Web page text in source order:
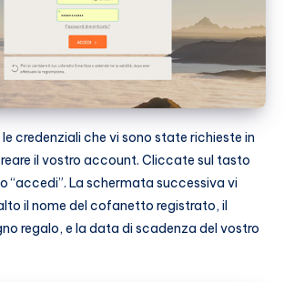
credenziali che vi sono state richieste in
il vostro account. Cliccate sul tasto
“accedi”. La schermata successiva vi
il nome del cofanetto registrato, il
regalo, e la data di scadenza del vostro